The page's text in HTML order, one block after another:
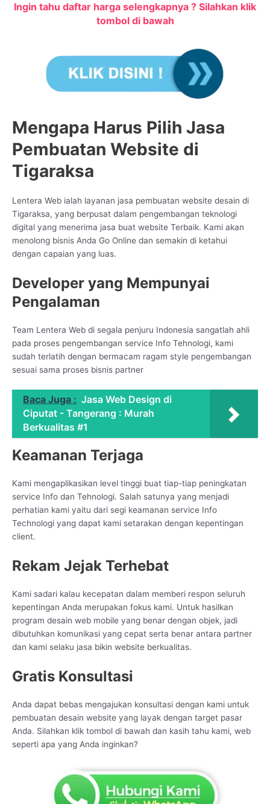
Ingin tahu daftar harga selengkapnya ? Silahkan klik
tombol di bawah
Mengapa Harus Pilih Jasa
Pembuatan Website di
Tigaraksa
Lentera Web ialah layanan jasa pembuatan website desain di
Tigaraksa, yang berpusat dalam pengembangan teknologi
digital yang menerima jasa buat website Terbaik. Kami akan
menolong bisnis Anda Go Online dan semakin di ketahui
dengan capaian yang luas.
Developer yang Mempunyai
Pengalaman
Team Lentera Web di segala penjuru Indonesia sangatlah ahli
pada proses pengembangan service Info Tehnologi, kami
sudah terlatih dengan bermacam ragam style pengembangan
sesuai sama proses bisnis partner
Baca Juga : Jasa Web Design di
Ciputat - Tangerang : Murah
Berkualitas #1
Keamanan Terjaga
Kami mengaplikasikan level tinggi buat tiap-tiap peningkatan
service Info dan Tehnologi. Salah satunya yang menjadi
perhatian kami yaitu dari segi keamanan service Info
Technologi yang dapat kami setarakan dengan kepentingan
client.
Rekam Jejak Terhebat
Kami sadari kalau kecepatan dalam memberi respon seluruh
kepentingan Anda merupakan fokus kami. Untuk hasilkan
program desain web mobile yang benar dengan objek, jadi
dibutuhkan komunikasi yang cepat serta benar antara partner
dan kami selaku jasa bikin website berkualitas.
Gratis Konsultasi
Anda dapat bebas mengajukan konsultasi dengan kami untuk
pembuatan desain website yang layak dengan target pasar
Anda. Silahkan klik tombol di bawah dan kasih tahu kami, web
seperti apa yang Anda inginkan?